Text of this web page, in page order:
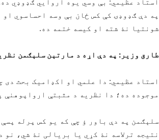
په دې ګډوډۍ کې کس ځان بې وسه احساسوي
شونتیا نۀ شته او کیسه ختمه ده.
طارق وزیر: په دې اړه د مارتېن سلېګمن
استاد عظیمي: دا علمي او اکډامیک بحث
موجوده ده؛ دا نظریه د مثبتې ارواپوهنې
سلېګمن په دې باور ؤ چې که یو کس پرله
نتیجه ترلاسه نۀ کړي یا بریالی نۀ شي،